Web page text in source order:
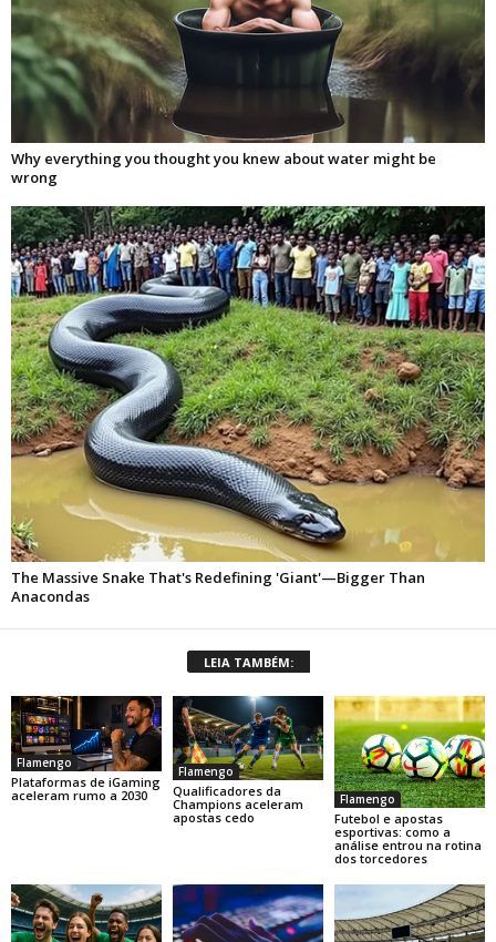
LEIA TAMBÉM:
Flamengo
Plataformas de iGaming
aceleram rumo a 2030
Flamengo
Qualificadores da
Champions aceleram
apostas cedo
Flamengo
Futebol e apostas
esportivas: como a
análise entrou na rotina
dos torcedores